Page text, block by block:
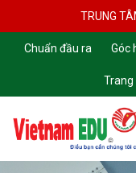
TRUNG
Chuẩn đầu ra Góc
Trang